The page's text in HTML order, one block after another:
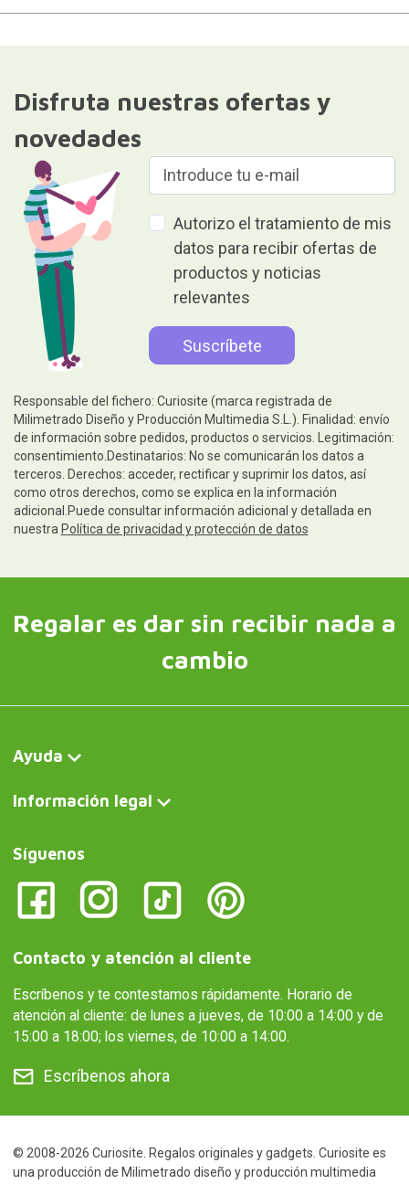
Disfruta nuestras ofertas y
novedades
Autorizo el tratamiento de mis
datos para recibir ofertas de
productos y noticias
relevantes
Responsable del fichero: Curiosite (marca registrada de
Milimetrado Diseño y Producción Multimedia S.L.). Finalidad: envío
de información sobre pedidos, productos o servicios. Legitimación:
consentimiento.Destinatarios: No se comunicarán los datos a
terceros. Derechos: acceder, rectificar y suprimir los datos, así
como otros derechos, como se explica en la información
adicional.Puede consultar información adicional y detallada en
nuestra Política de privacidad y protección de datos
Regalar es dar sin recibir nada a
cambio
Ayuda
Información legal
Síguenos
Contacto y atención al cliente
Escríbenos y te contestamos rápidamente. Horario de
atención al cliente: de lunes a jueves, de 10:00 a 14:00 y de
15:00 a 18:00; los viernes, de 10:00 a 14:00.
Escríbenos ahora
© 2008-2026 Curiosite. Regalos originales y gadgets. Curiosite es
una producción de Milimetrado diseño y producción multimedia